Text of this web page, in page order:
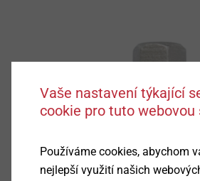
Vaše nastavení týkající
cookie pro tuto webovou
Používáme cookies, abychom
nejlepší využití našich